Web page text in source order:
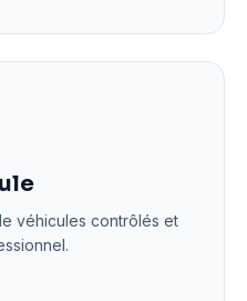
véhicules contrôlés et